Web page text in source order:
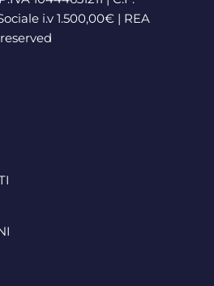
i.v 1.500,00€ | REA